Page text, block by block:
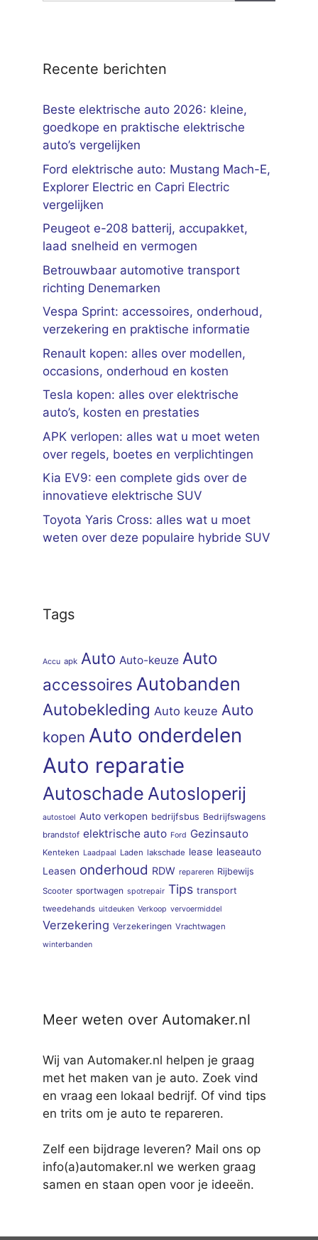
Recente berichten
Beste elektrische auto 2026: kleine,
goedkope en praktische elektrische
auto’s vergelijken
Ford elektrische auto: Mustang Mach-E,
Explorer Electric en Capri Electric
vergelijken
Peugeot e-208 batterij, accupakket,
laad snelheid en vermogen
Betrouwbaar automotive transport
richting Denemarken
Vespa Sprint: accessoires, onderhoud,
verzekering en praktische informatie
Renault kopen: alles over modellen,
occasions, onderhoud en kosten
Tesla kopen: alles over elektrische
auto’s, kosten en prestaties
APK verlopen: alles wat u moet weten
over regels, boetes en verplichtingen
Kia EV9: een complete gids over de
innovatieve elektrische SUV
Toyota Yaris Cross: alles wat u moet
weten over deze populaire hybride SUV
Tags
Accu apk Auto Auto-keuze Auto
accessoires Autobanden
Autobekleding Auto keuze Auto
kopen Auto onderdelen
Auto reparatie
Autoschade Autosloperij
autostoel Auto verkopen bedrijfsbus Bedrijfswagens
brandstof elektrische auto Ford Gezinsauto
Kenteken Laadpaal Laden lakschade lease leaseauto
Leasen onderhoud RDW repareren Rijbewijs
Scooter sportwagen spotrepair Tips transport
tweedehands uitdeuken Verkoop vervoermiddel
Verzekering Verzekeringen Vrachtwagen
winterbanden
Meer weten over Automaker.nl
Wij van Automaker.nl helpen je graag
met het maken van je auto. Zoek vind
en vraag een lokaal bedrijf. Of vind tips
en trits om je auto te repareren.
Zelf een bijdrage leveren? Mail ons op
info(a)automaker.nl we werken graag
samen en staan open voor je ideeën.